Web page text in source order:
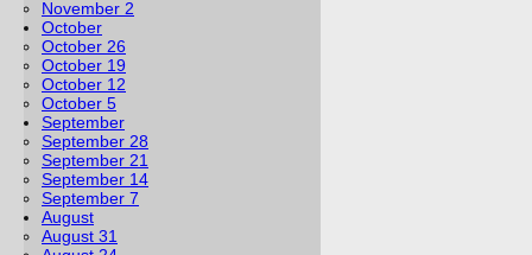
November 2
October
October 26
October 19
October 12
October 5
September
September 28
September 21
September 14
September 7
August
August 31